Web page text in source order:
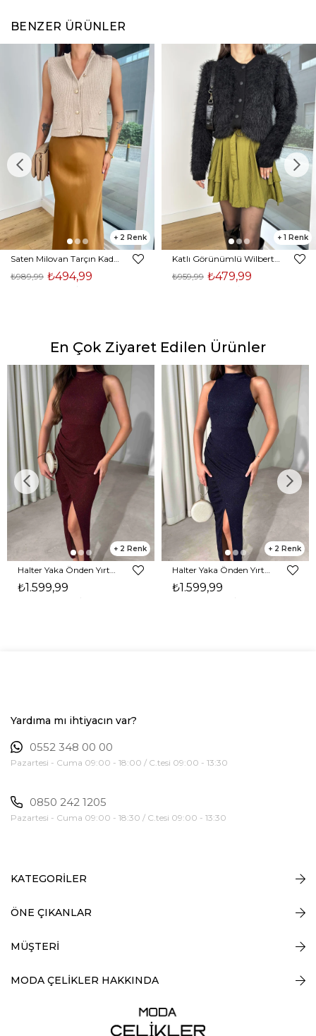
BENZER ÜRÜNLER
2
₺494,99
₺989,99
1
₺479,99
₺959,99
En Çok Ziyaret Edilen Ürünler
2
₺1.599,99
2
₺1.599,99
Yardıma mı ihtiyacın var?
0552 348 00 00
Pazartesi - Cuma 09:00 - 18:00 / C.tesi 09:00 - 13:30
0850 242 1205
Pazartesi - Cuma 09:00 - 18:30 / C.tesi 09:00 - 13:30
KATEGORİLER
ÖNE ÇIKANLAR
MÜŞTERİ
MODA ÇELİKLER HAKKINDA